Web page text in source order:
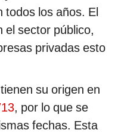
todos los años. El
el sector público,
privadas esto
su origen en
, por lo que se
fechas. Esta